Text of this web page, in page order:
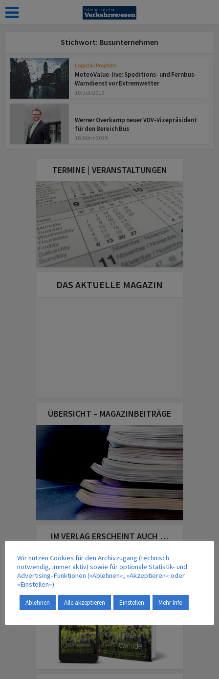
Stichwort: Busunternehmen
Logistik: Projekte
MeteoValue-live: Speditions- und Fernbus-
Warndienst vor Extremwetter
10. Juli 2019
Werner Overkamp neuer VDV-Vizepräsident
für den Bereich Bus
18. März 2019
TERMINE | VERANSTALTUNGEN
DAS AKTUELLE MAGAZIN
ÜBERSICHT – MAGAZINBEITRÄGE
IM VERLAG ERSCHEINT AUCH …
Wir nutzen Cookies für den Archivzugang (technisch
notwendig, immer aktiv) sowie für optionale Statistik- und
Advertising-Funktionen (»Ablehnen«, »Akzeptieren« oder
»Einstellen«).
Ablehnen Alle akzeptieren Einstellen Mehr Info